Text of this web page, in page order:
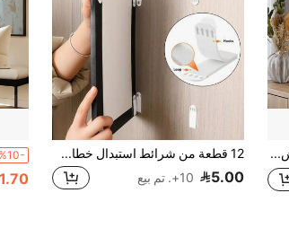
3 لوحات جدارية على قماش، لوحات فنية لشخصية نسائية بطراز بوهيمي، ديكور حديث للغرف، ديكور جداري بطراز المزرعة للغرفة النوم والحمام والمطبخ وغرفة المعيشة والمكتب 12 قطعة من شرائط استبدال خطاف إطار الصور القابلة للفصل، تثبيت بشريط سحري، قابلة للإزالة بدون بقايا، مناسبة لإطارات الصور والمنافذ وأجهزة التحكم عن بعد والخطافات وغيرها، أدوات تعليق للمنزل والحمام، هدية عيد ميلاد وتخرج
5.00 10+. تم بيع
%10-